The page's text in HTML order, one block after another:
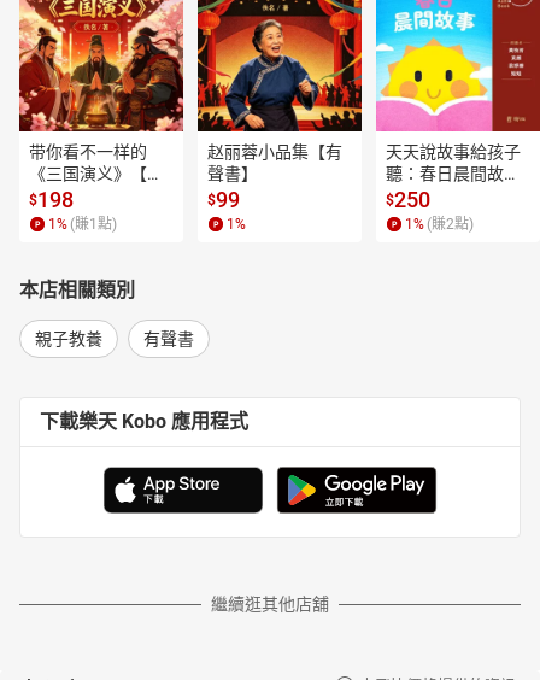
带你看不一样的
《三国演义》【有
聲書】
$198
1 % (賺1 點)
赵丽蓉小品集【有
聲書】
$99
1 %
天天說故事給孩子
聽：春日晨間故事
【有聲書】
$250
1 % (賺2點)
本店相關類別
親子教養 有聲書
下載樂天 Kobo 應用程式
繼續逛其他店舖